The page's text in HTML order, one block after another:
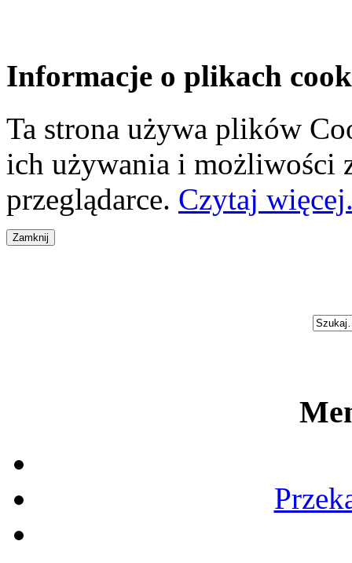
Informacje o plikach
Ta strona używa plików
ich używania i możliwości
przeglądarce. Czytaj